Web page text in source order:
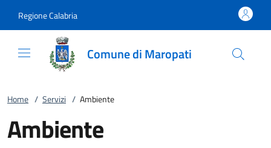
Regione Calabria
Comune di Maropati
Home / Servizi / Ambiente
Ambiente